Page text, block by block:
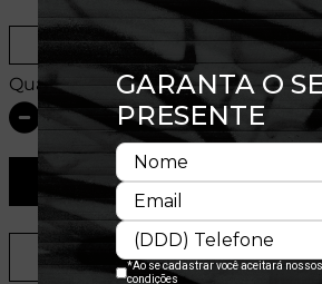
Provador Virtual
Quantidade:
ADICIONAR AO
ADICIONAR A LISTA DE